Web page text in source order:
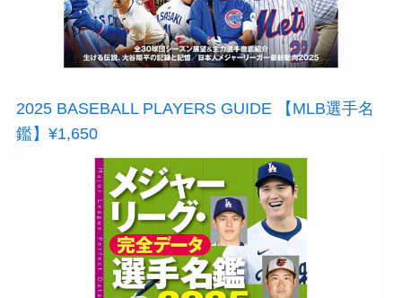
2025 BASEBALL PLAYERS GUIDE 【MLB選手名
鑑】¥1,650